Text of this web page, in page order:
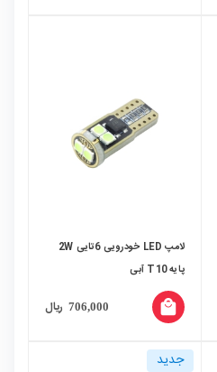
لامپ LED خودرویی 6تایی 2W
پایه T10 آبی
706,000 ریال local_mall
جدید